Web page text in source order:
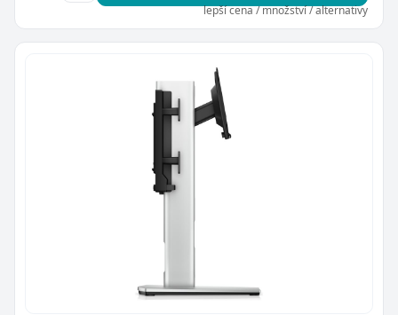
lepší cena / množství / alternativy